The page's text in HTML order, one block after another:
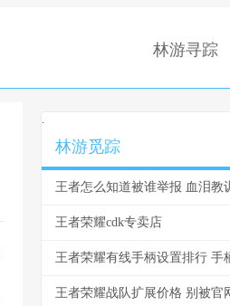
林游寻踪
.
林游觅踪
王者怎么知道被谁举报 血泪教
王者荣耀cdk专卖店
王者荣耀有线手柄设置排行 手